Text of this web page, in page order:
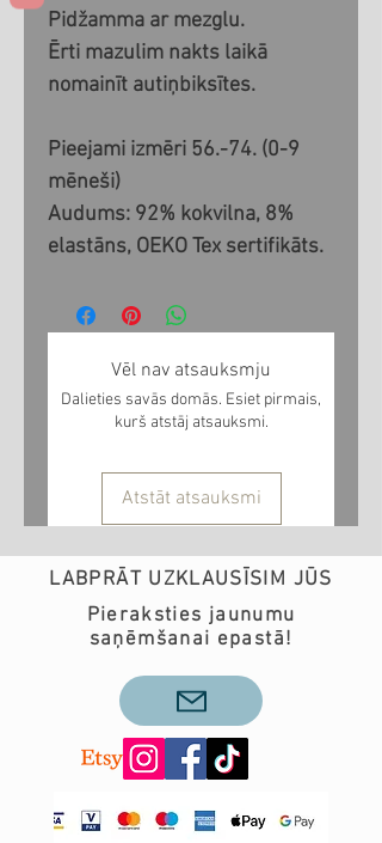
Pidžamma ar mezglu.
Ērti mazulim nakts laikā
nomainīt autiņbiksītes.
Pieejami izmēri 56.-74. (0-9
mēneši)
Audums: 92% kokvilna, 8%
elastāns, OEKO Tex sertifikāts.
Vēl nav atsauksmju
Dalieties savās domās. Esiet pirmais,
kurš atstāj atsauksmi.
Atstāt atsauksmi
LABPRĀT UZKLAUSĪSIM JŪS
Pieraksties jaunumu
saņēmšanai epastā!